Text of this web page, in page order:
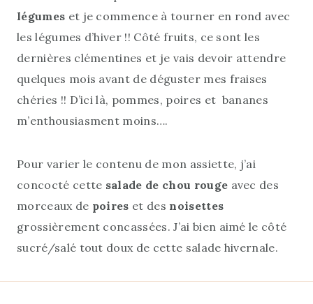
légumes et je commence à tourner en rond avec
les légumes d’hiver !! Côté fruits, ce sont les
dernières clémentines et je vais devoir attendre
quelques mois avant de déguster mes fraises
chéries !! D’ici là, pommes, poires et bananes
m’enthousiasment moins….
Pour varier le contenu de mon assiette, j’ai
concocté cette salade de chou rouge avec des
morceaux de poires et des noisettes
grossièrement concassées. J’ai bien aimé le côté
sucré/salé tout doux de cette salade hivernale.